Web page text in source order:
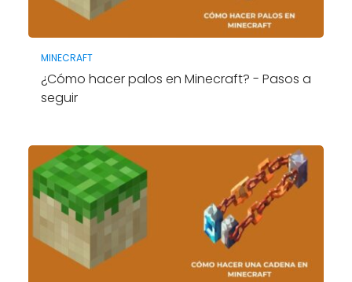
MINECRAFT
¿Cómo hacer palos en Minecraft? - Pasos a
seguir